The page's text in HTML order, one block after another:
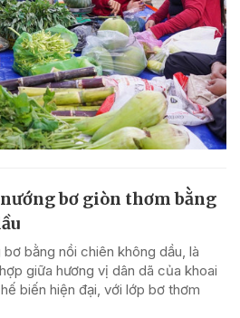
bơ giòn thơm bằng
bằng nồi chiên không dầu, là
giữa hương vị dân dã của khoai
biến hiện đại, với lớp bơ thơm